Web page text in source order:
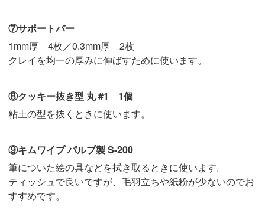
⑦サポートバー
1mm厚 4枚／0.3mm厚 2枚
クレイを均一の厚みに伸ばすために使います。
⑧クッキー抜き型 丸 #1 1個
粘土の型を抜くときに使います。
⑨キムワイプ パルプ製 S-200
筆についた絵の具などを拭き取るときに使います。
ティッシュで良いですが、毛羽立ちや紙粉が少ないのでお
すすめです。